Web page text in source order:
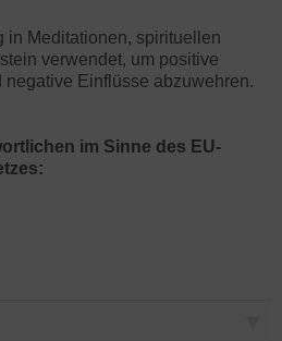
in Meditationen, spirituellen
verwendet, um positive
negative Einflüsse abzuwehren.
im Sinne des EU-